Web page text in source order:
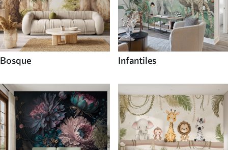
Bosque Infantiles